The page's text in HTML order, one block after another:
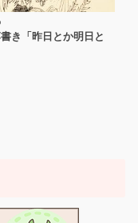
き「昨日とか明日と